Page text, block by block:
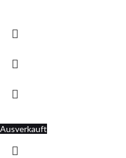
Ausverkauft